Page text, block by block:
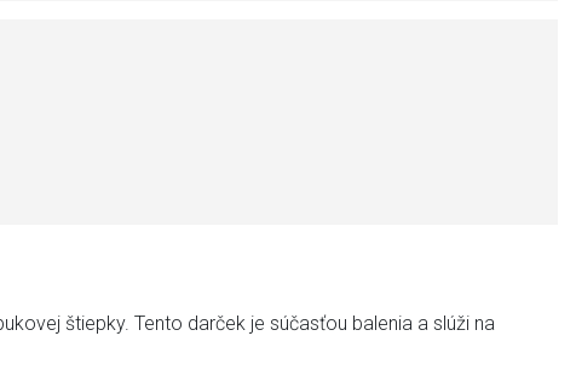
štiepky. Tento darček je súčasťou balenia a slúži na